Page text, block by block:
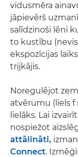
vidusmēra
jāpievērš
salīdzinoši lēni
to kustību
ekspozīcijas
trijkājis.
Noregulējot
atvērumu (liels f
lielāks. Lai
nospiežot
attālināti,
Connect.